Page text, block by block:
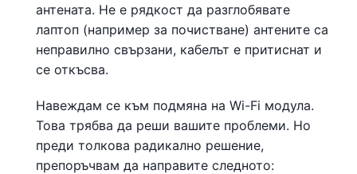
антената. Не е рядкост да разглобявате
лаптоп (например за почистване) антените са
неправилно свързани, кабелът е притиснат и
се откъсва.
Навеждам се към подмяна на Wi-Fi модула.
Това трябва да реши вашите проблеми. Но
преди толкова радикално решение,
препоръчвам да направите следното: